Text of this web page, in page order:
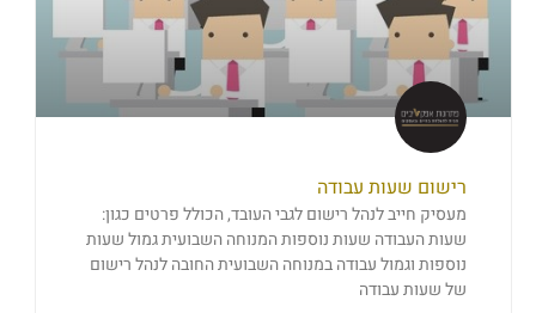
רישום שעות עבודה
מעסיק חייב לנהל רישום לגבי העובד, הכולל פרטים כגון:
שעות העבודה שעות נוספות המנוחה השבועית גמול שעות
נוספות וגמול עבודה במנוחה השבועית החובה לנהל רישום
של שעות עבודה